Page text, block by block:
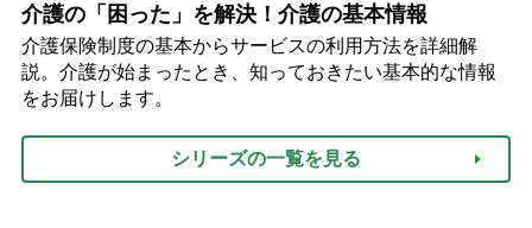
介護の「困った」を解決！介護の基本情報
介護保険制度の基本からサービスの利用方法を詳細解
説。介護が始まったとき、知っておきたい基本的な情報
をお届けします。
シリーズの一覧を見る